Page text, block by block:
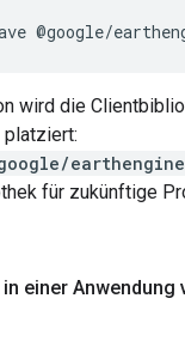
@google/
wird die
für zukünftige
einer Anwendung